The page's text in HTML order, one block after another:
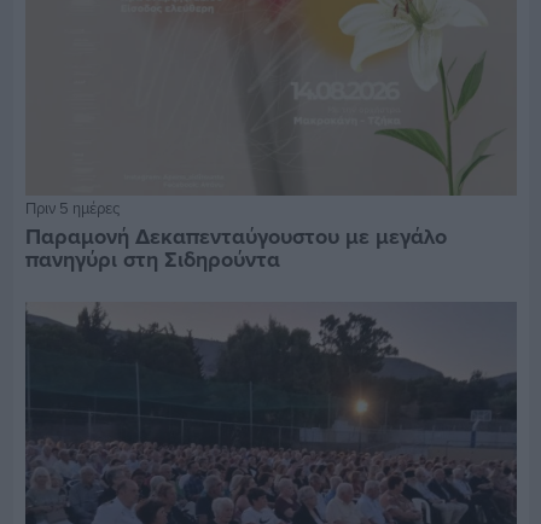
Πριν 5 ημέρες
Παραμονή Δεκαπενταύγουστου με μεγάλο
πανηγύρι στη Σιδηρούντα